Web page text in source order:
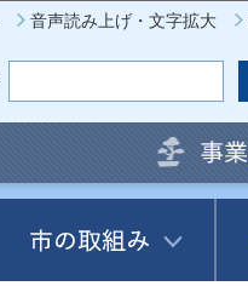
音声読み上げ・文字拡大